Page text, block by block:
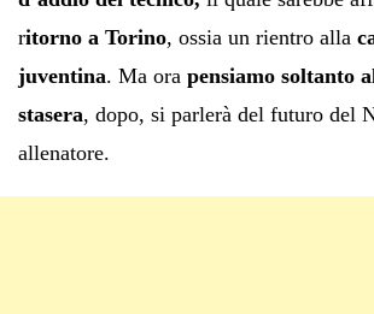
ritorno a Torino, ossia un rientro alla
juventina. Ma ora pensiamo soltanto
stasera, dopo, si parlerà del futuro del
allenatore.